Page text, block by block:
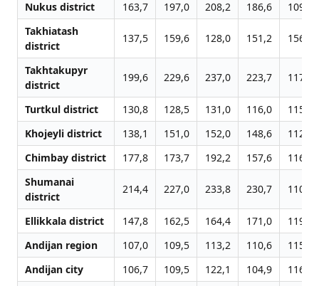
Nukus district
163,7 197,0 208,2 186,6
109,9
Takhiatash
district
137,5 159,6 128,0 151,2 156,8
Takhtakupyr
district
199,6 229,6 237,0 223,7 117,7
Turtkul district 130,8 128,5 131,0 116,0
115,3
Khojeyli district
138,1 151,0 152,0 148,6
112,7
Chimbay district
177,8 173,7 192,2 157,6
116,8
Shumanai
district
214,4 227,0 233,8 230,7 110,2
Ellikkala district 147,8 162,5 164,4 171,0
119,4
Andijan region
107,0 109,5 113,2 110,6
115,1
Andijan city
106,7 109,5 122,1 104,9
116,4